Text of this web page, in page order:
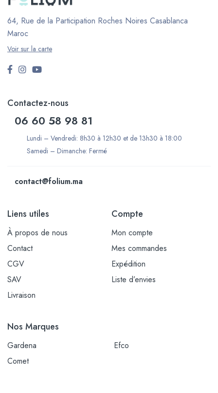
64, Rue de la Participation Roches Noires Casablanca
Maroc
Voir sur la carte
Contactez-nous
06 60 58 98 81
Lundi – Vendredi: 8h30 à 12h30 et de 13h30 à 18:00
Samedi – Dimanche: Fermé
contact@folium.ma
Liens utiles
À propos de nous
Contact
CGV
SAV
Livraison
Compte
Mon compte
Mes commandes
Expédition
Liste d’envies
Nos Marques
Gardena
Efco
Comet